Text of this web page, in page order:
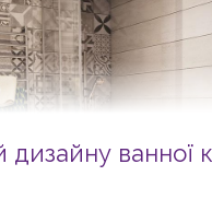
дизайну ванної